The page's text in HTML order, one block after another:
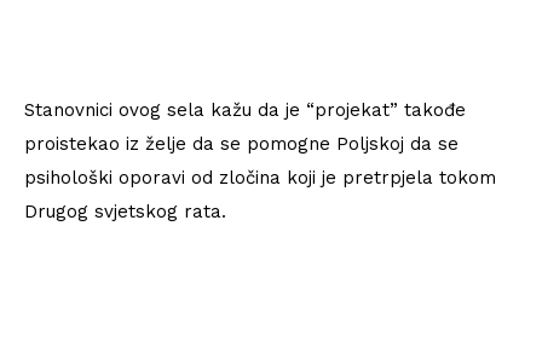
Stanovnici ovog sela kažu da je “projekat” takođe
proistekao iz želje da se pomogne Poljskoj da se
psihološki oporavi od zločina koji je pretrpjela tokom
Drugog svjetskog rata.